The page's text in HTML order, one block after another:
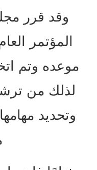
وقد قرر
المؤتمر
موعده وتم
لذلك من
وتحديد